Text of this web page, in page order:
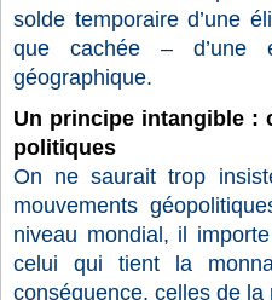
solde temporaire d’une
que cachée – d’une
géographique.
Un principe intangible :
politiques
On ne saurait trop
mouvements
niveau mondial, il
celui qui tient la
conséquence, celles de la